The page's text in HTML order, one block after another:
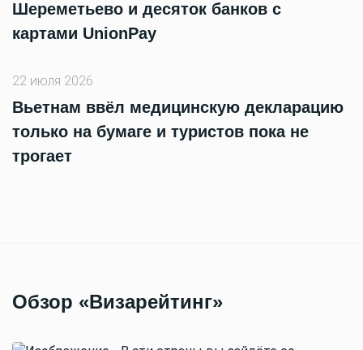
Шереметьево и десяток банков с
картами UnionPay
22 июля 2026
Вьетнам ввёл медицинскую декларацию
только на бумаге и туристов пока не
трогает
Обзор «Визарейтинг»